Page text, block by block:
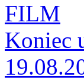
FILM
Koniec